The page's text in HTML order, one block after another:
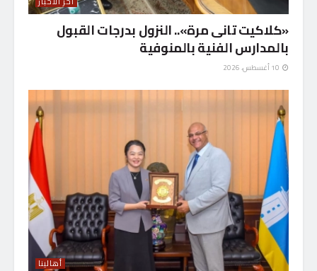
«كلاكيت تانى مرة».. النزول بدرجات القبول
بالمدارس الفنية بالمنوفية
أهالينا